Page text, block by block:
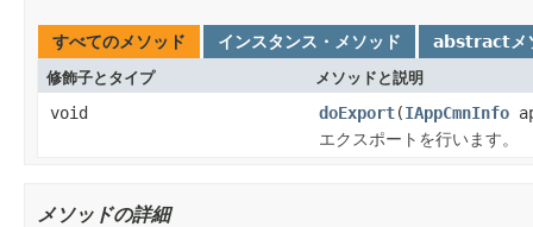
すべてのメソッド インスタンス・メソッド abstractメ
修飾子とタイプ メソッドと説明
void doExport(IAppCmnInfo
エクスポートを行います。
メソッドの詳細